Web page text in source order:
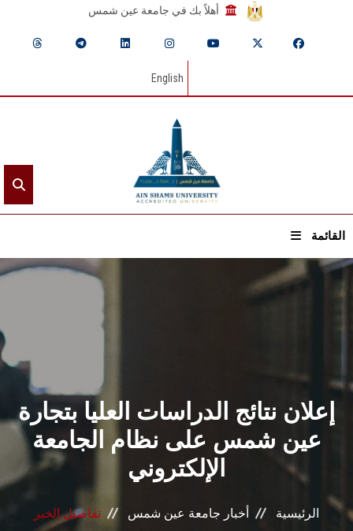
أهلاً بك في جامعة عين شمس
English
القائمة
الرئيسيـة
القطاعـات
الشئون الأكاديمية
البحث العلمي
إعلان نتائج الدراسات العليا بتجارة
عين شمس على نظام الجامعة
الإلكتروني
الرئيسية أخبار جامعة عين شمس تفاصيل الخبر